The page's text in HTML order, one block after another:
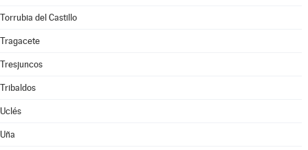
Torrubia del Castillo
Tragacete
Tresjuncos
Tribaldos
Uclés
Uña